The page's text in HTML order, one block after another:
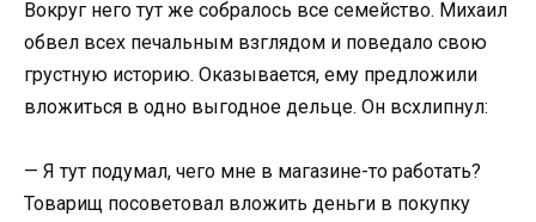
Вокруг него тут же собралось все семейство. Михаил
обвел всех печальным взглядом и поведало свою
грустную историю. Оказывается, ему предложили
вложиться в одно выгодное дельце. Он всхлипнул:
— Я тут подумал, чего мне в магазине-то работать?
Товарищ посоветовал вложить деньги в покупку